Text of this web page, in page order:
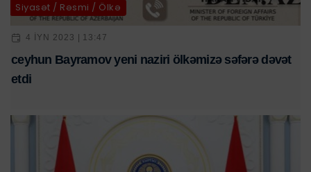
Siyasət / Rəsmi / Ölkə
4 IYN 2023 | 13:47
ceyhun Bayramov yeni naziri ölkəmizə səfərə dəvət
etdi